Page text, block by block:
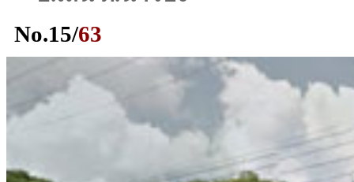
No.15/63